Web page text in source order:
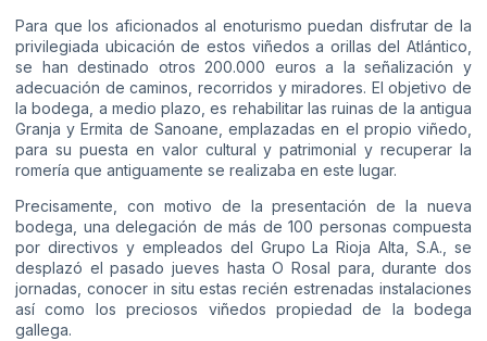
Para que los aficionados al enoturismo puedan disfrutar de la
privilegiada ubicación de estos viñedos a orillas del Atlántico,
se han destinado otros 200.000 euros a la señalización y
adecuación de caminos, recorridos y miradores. El objetivo de
la bodega, a medio plazo, es rehabilitar las ruinas de la antigua
Granja y Ermita de Sanoane, emplazadas en el propio viñedo,
para su puesta en valor cultural y patrimonial y recuperar la
romería que antiguamente se realizaba en este lugar.
Precisamente, con motivo de la presentación de la nueva
bodega, una delegación de más de 100 personas compuesta
por directivos y empleados del Grupo La Rioja Alta, S.A., se
desplazó el pasado jueves hasta O Rosal para, durante dos
jornadas, conocer in situ estas recién estrenadas instalaciones
así como los preciosos viñedos propiedad de la bodega
gallega.